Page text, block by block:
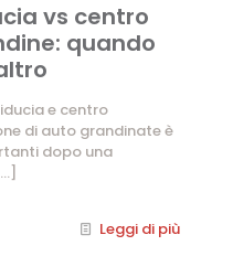
vs centro
quando
e centro
di auto grandinate è
dopo una
[…]
Leggi di più